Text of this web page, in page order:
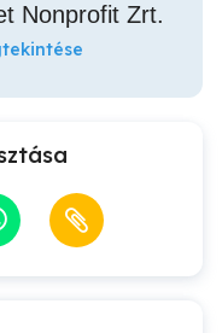
Nonprofit Zrt.